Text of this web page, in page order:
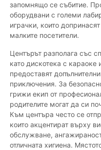
запомнящо се събитие.
оборудвани с големи
играчки, които
малките посетители.
Центърът разполага със
като дискотека с караоке
предоставят
приключения. За
грижи екип от
родителите могат да си
Към центъра често се
които акцентират върху
обслужване,
отличната хигиена.